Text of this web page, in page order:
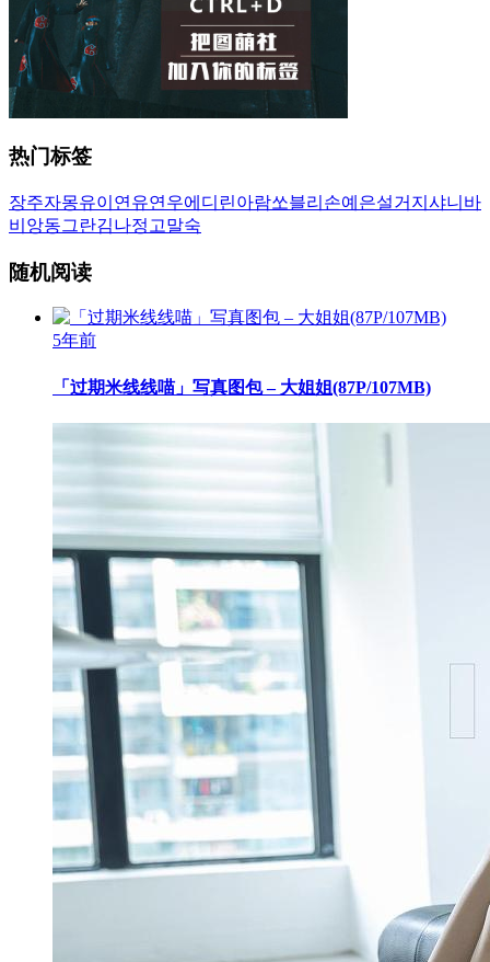
热门标签
장주자몽유이 연유연우에디린아람쏘블리 손예은설거지 샤니 바
비앙동그란김나정 고말숙
随机阅读
5年前
「过期米线线喵」写真图包 – 大姐姐(87P/107MB)